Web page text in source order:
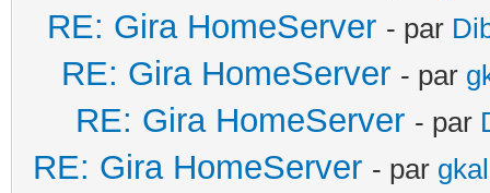
RE: Gira HomeServer - par
RE: Gira HomeServer - par
RE: Gira HomeServer - par
RE: Gira HomeServer - par